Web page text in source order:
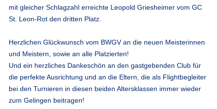
mit gleicher Schlagzahl erreichte Leopold Griesheimer vom GC
St. Leon-Rot den dritten Platz.
Herzlichen Glückwunsch vom BWGV an die neuen Meisterinnen
und Meistern, sowie an alle Platzierten!
Und ein herzliches Dankeschön an den gastgebenden Club für
die perfekte Ausrichtung und an die Eltern, die als Flightbegleiter
bei den Turnieren in diesen beiden Altersklassen immer wieder
zum Gelingen beitragen!